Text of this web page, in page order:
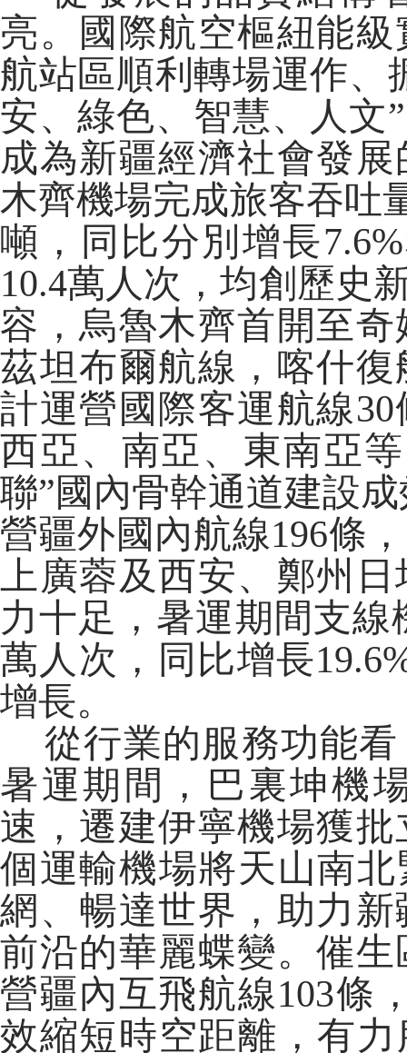
亮。國際航空樞紐能
航站區順利轉場運作、
安、綠色、智慧、人文
成為新疆經濟社會發
木齊機場完成旅客吞吐
噸，同比分別增長
10.4萬人次，均創歷史
容，烏魯木齊首開至
茲坦布爾航線，喀什
計運營國際客運航線
西亞、南亞、東南亞
聯”國內骨幹通道建設
營疆外國內航線196條
上廣蓉及西安、鄭州
力十足，暑運期間支線
萬人次，同比增長
增長。
從行業的服務功能看
暑運期間，巴裏坤機
速，遷建伊寧機場獲
個運輸機場將天山南
網、暢達世界，助力
前沿的華麗蝶變。催
營疆內互飛航線103條
效縮短時空距離，有